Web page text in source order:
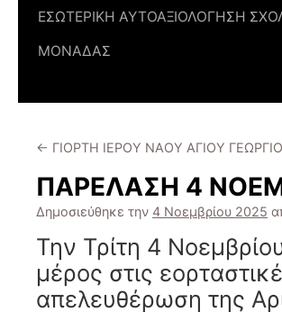
ΕΣΩΤΕΡΙΚΗ ΑΥΤΟΑΞΙΟΛΟΓΗΣΗ
ΜΟΝΑΔΑΣ
← ΓΙΟΡΤΗ ΙΕΡΟΥ ΝΑΟΥ ΑΓΙΟΥ
ΠΑΡΕΛΑΣΗ 4
Δημοσιεύθηκε την 4 Νοεμβρίου 2025
Την Τρίτη 4
μέρος στις
απελευθέρωση της